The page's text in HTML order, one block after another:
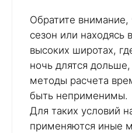
Обратите
сезон или находясь
высоких широтах,
ночь длятся
методы расчета
быть неприменимы.
Для таких условий
применяются иные